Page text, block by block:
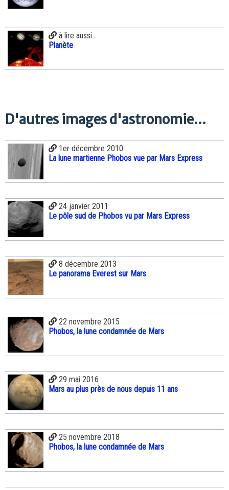
à lire aussi...
Planète
D'autres images d'astronomie...
1er décembre 2010
La lune martienne Phobos vue par Mars Express
24 janvier 2011
Le pôle sud de Phobos vu par Mars Express
8 décembre 2013
Le panorama Everest sur Mars
22 novembre 2015
Phobos, la lune condamnée de Mars
29 mai 2016
Mars au plus près de nous depuis 11 ans
25 novembre 2018
Phobos, la lune condamnée de Mars